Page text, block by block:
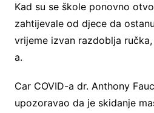
Kad su se škole ponovno
zahtijevale od djece da
vrijeme izvan razdoblja
a.
Car COVID-a dr. Anthony
upozoravao da je skidanje